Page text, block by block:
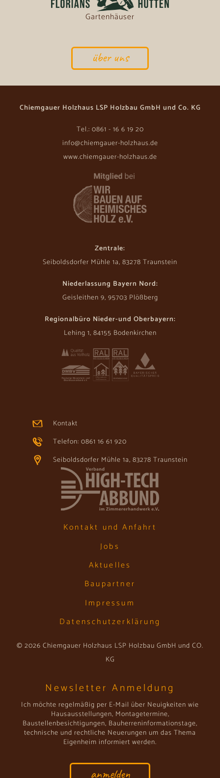
Gartenhäuser
über uns
Chiemgauer Holzhaus LSP Holzbau GmbH und Co. KG
Tel.: 0861 - 16 6 19 20
info@chiemgauer-holzhaus.de
www.chiemgauer-holzhaus.de
Zentrale:
Seiboldsdorfer Mühle 1a, 83278 Traunstein
Niederlassung Bayern Nord:
Geisleithen 9, 95703 Plößberg
Regionalbüro Nieder-und Oberbayern:
Lehing 1, 84155 Bodenkirchen
Kontakt
Telefon: 0861 16 61 920
Seiboldsdorfer Mühle 1a, 83278 Traunstein
Kontakt und Anfahrt
Jobs
Aktuelles
Baupartner
Impressum
Datenschutzerklärung
© 2026 Chiemgauer Holzhaus LSP Holzbau GmbH und CO.
KG
Newsletter Anmeldung
Ich möchte regelmäßig per E-Mail über Neuigkeiten wie
Hausausstellungen, Montagetermine,
Baustellenbesichtigungen, Bauherreninformationstage,
technische und rechtliche Neuerungen um das Thema
Eigenheim informiert werden.
anmelden